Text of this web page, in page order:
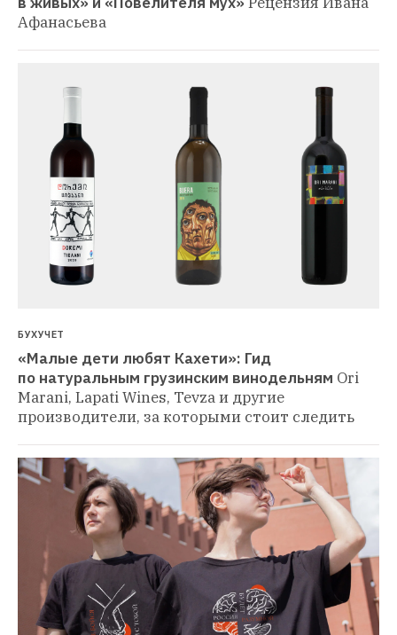
Афанасьева
БУХУЧЕТ
«Малые дети любят Кахети»: Гид
по натуральным грузинским винодельням Ori
Marani, Lapati Wines, Tevza и другие
производители, за которыми стоит следить